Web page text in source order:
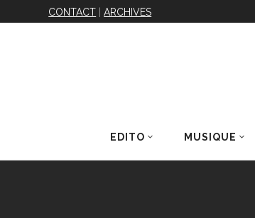
CONTACT |ARCHIVES
EDITO MUSIQUE